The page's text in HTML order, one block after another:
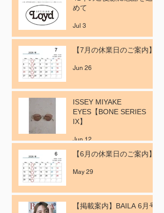
めて
Jul 3
【7月の休業日のご案内】
Jun 26
ISSEY MIYAKE
EYES【BONE SERIES
IX】
Jun 12
【6月の休業日のご案内】
May 29
【掲載案内】BAILA 6月号